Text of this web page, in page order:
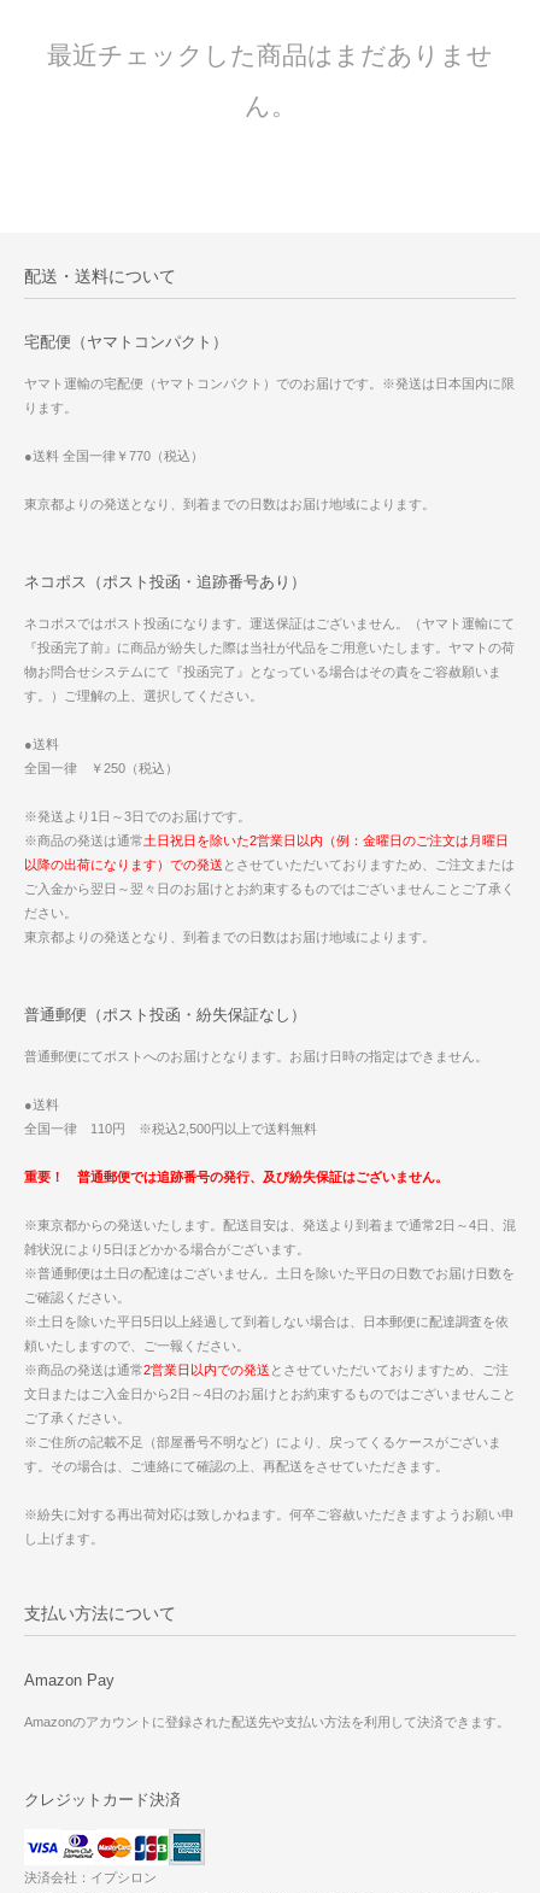
最近チェックした商品はまだありませ
ん。
配送・送料について
宅配便（ヤマトコンパクト）
ヤマト運輸の宅配便（ヤマトコンパクト）でのお届けです。※発送は日本国内に限
ります。
●送料 全国一律￥770（税込）
東京都よりの発送となり、到着までの日数はお届け地域によります。
ネコポス（ポスト投函・追跡番号あり）
ネコポスではポスト投函になります。運送保証はございません。（ヤマト運輸にて
『投函完了前』に商品が紛失した際は当社が代品をご用意いたします。ヤマトの荷
物お問合せシステムにて『投函完了』となっている場合はその責をご容赦願いま
す。）ご理解の上、選択してください。
●送料
全国一律 ￥250（税込）
※発送より1日～3日でのお届けです。
※商品の発送は通常土日祝日を除いた2営業日以内（例：金曜日のご注文は月曜日
以降の出荷になります）での発送 とさせていただいておりますため、ご注文または
ご入金から翌日～翌々日のお届けとお約束するものではございませんことご了承く
ださい。
東京都よりの発送となり、到着までの日数はお届け地域によります。
普通郵便（ポスト投函・紛失保証なし）
普通郵便にてポストへのお届けとなります。お届け日時の指定はできません。
●送料
全国一律 110円 ※税込2,500円以上で送料無料
重要！ 普通郵便では追跡番号の発行、及び紛失保証はございません。
※東京都からの発送いたします。配送目安は、発送より到着まで通常2日～4日、混
雑状況により5日ほどかかる場合がございます。
※普通郵便は土日の配達はございません。土日を除いた平日の日数でお届け日数を
ご確認ください。
※土日を除いた平日5日以上経過して到着しない場合は、日本郵便に配達調査を依
頼いたしますので、ご一報ください。
※商品の発送は通常2営業日以内での発送 とさせていただいておりますため、ご注
文日またはご入金日から2日～4日のお届けとお約束するものではございませんこと
ご了承ください。
※ご住所の記載不足（部屋番号不明など）により、戻ってくるケースがございま
す。その場合は、ご連絡にて確認の上、再配送をさせていただきます。
※紛失に対する再出荷対応は致しかねます。何卒ご容赦いただきますようお願い申
し上げます。
支払い方法について
Amazon Pay
Amazonのアカウントに登録された配送先や支払い方法を利用して決済できます。
クレジットカード決済
決済会社：イプシロン